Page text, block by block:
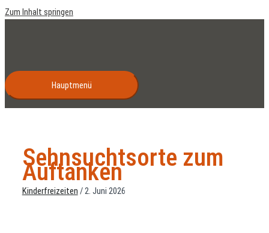
Zum Inhalt springen
Hauptmenü
Sehnsuchtsorte zum
Auftanken
Kinderfreizeiten /2. Juni 2026